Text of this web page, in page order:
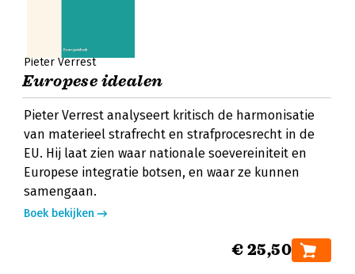
Pieter Verrest
Europese idealen
Pieter Verrest analyseert kritisch de harmonisatie
van materieel strafrecht en strafprocesrecht in de
EU. Hij laat zien waar nationale soevereiniteit en
Europese integratie botsen, en waar ze kunnen
samengaan.
Boek bekijken
€ 25,50